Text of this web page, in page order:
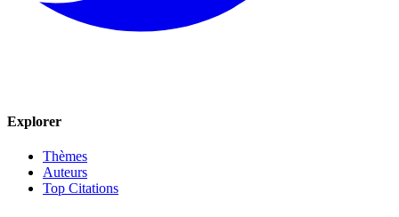
Explorer
Thèmes
Auteurs
Top Citations